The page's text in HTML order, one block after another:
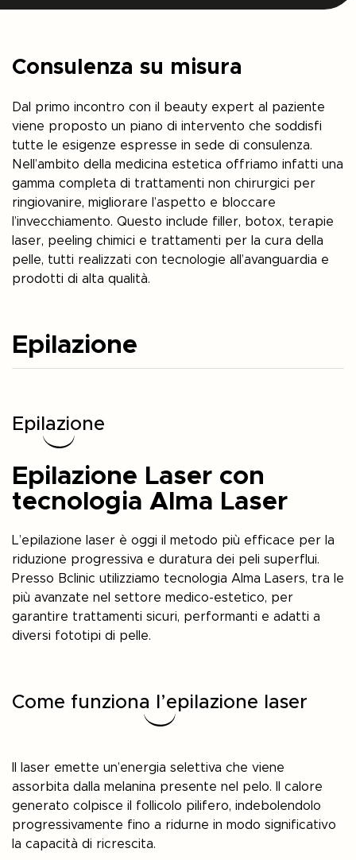
Consulenza su misura
Dal primo incontro con il beauty expert al paziente
viene proposto un piano di intervento che soddisfi
tutte le esigenze espresse in sede di consulenza.
Nell’ambito della medicina estetica offriamo infatti una
gamma completa di trattamenti non chirurgici per
ringiovanire, migliorare l’aspetto e bloccare
l’invecchiamento. Questo include filler, botox, terapie
laser, peeling chimici e trattamenti per la cura della
pelle, tutti realizzati con tecnologie all’avanguardia e
prodotti di alta qualità.
Epilazione
Epilazione
Epilazione Laser con
tecnologia Alma Laser
L’epilazione laser è oggi il metodo più efficace per la
riduzione progressiva e duratura dei peli superflui.
Presso Bclinic utilizziamo tecnologia Alma Lasers, tra le
più avanzate nel settore medico-estetico, per
garantire trattamenti sicuri, performanti e adatti a
diversi fototipi di pelle.
Come funziona l’epilazione laser
Il laser emette un’energia selettiva che viene
assorbita dalla melanina presente nel pelo. Il calore
generato colpisce il follicolo pilifero, indebolendolo
progressivamente fino a ridurne in modo significativo
la capacità di ricrescita.